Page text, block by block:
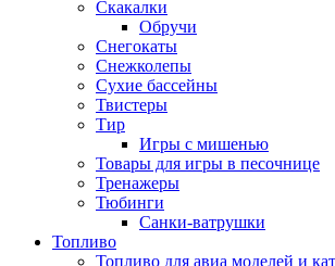
Скакалки
Обручи
Снегокаты
Снежколепы
Сухие бассейны
Твистеры
Тир
Игры с мишенью
Товары для игры в песочнице
Тренажеры
Тюбинги
Санки-ватрушки
Топливо
Топливо для авиа моделей и